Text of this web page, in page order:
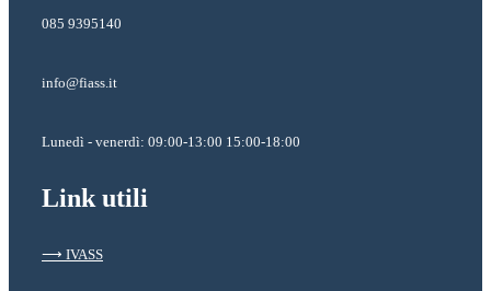
085 9395140
info@fiass.it
Lunedì - venerdì: 09:00-13:00 15:00-18:00
Link utili
⟶ IVASS